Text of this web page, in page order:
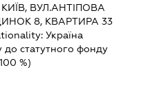
КИЇВ, ВУЛ.АНТІПОВА
8, КВАРТИРА 33
Україна
до статутного фонду
%)